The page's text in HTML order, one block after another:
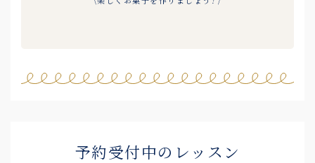
予約受付中のレッスン